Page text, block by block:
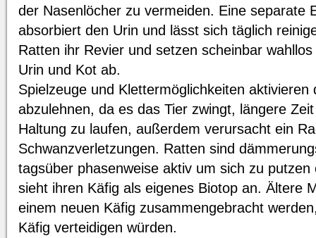
der Nasenlöcher zu vermeiden. Eine separate
absorbiert den Urin und lässt sich täglich
Ratten ihr Revier und setzen scheinbar
Urin und Kot ab.
Spielzeuge und Klettermöglichkeiten aktivieren
abzulehnen, da es das Tier zwingt, längere
Haltung zu laufen, außerdem verursacht ein
Schwanzverletzungen. Ratten sind
tagsüber phasenweise aktiv um sich zu
sieht ihren Käfig als eigenes Biotop an. Ältere
einem neuen Käfig zusammengebracht
Käfig verteidigen würden.